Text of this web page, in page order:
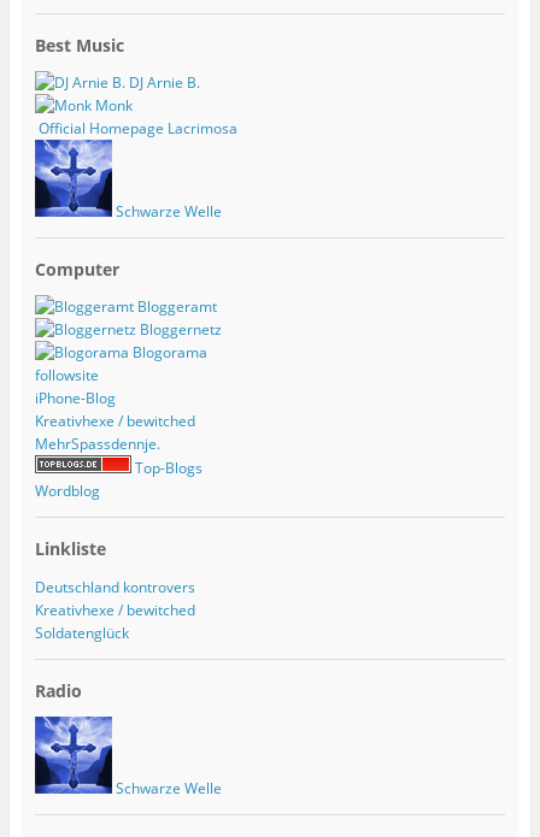
Best Music
DJ Arnie B.
Monk
Official Homepage Lacrimosa
Schwarze Welle
Computer
Bloggeramt
Bloggernetz
Blogorama
followsite
iPhone-Blog
Kreativhexe / bewitched
MehrSpassdennje.
Top-Blogs
Wordblog
Linkliste
Deutschland kontrovers
Kreativhexe / bewitched
Soldatenglück
Radio
Schwarze Welle